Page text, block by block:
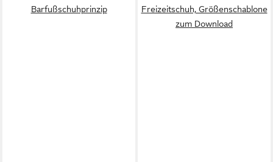
Barfußschuhprinzip
Freizeitschuh, Größenschablone
zum Download